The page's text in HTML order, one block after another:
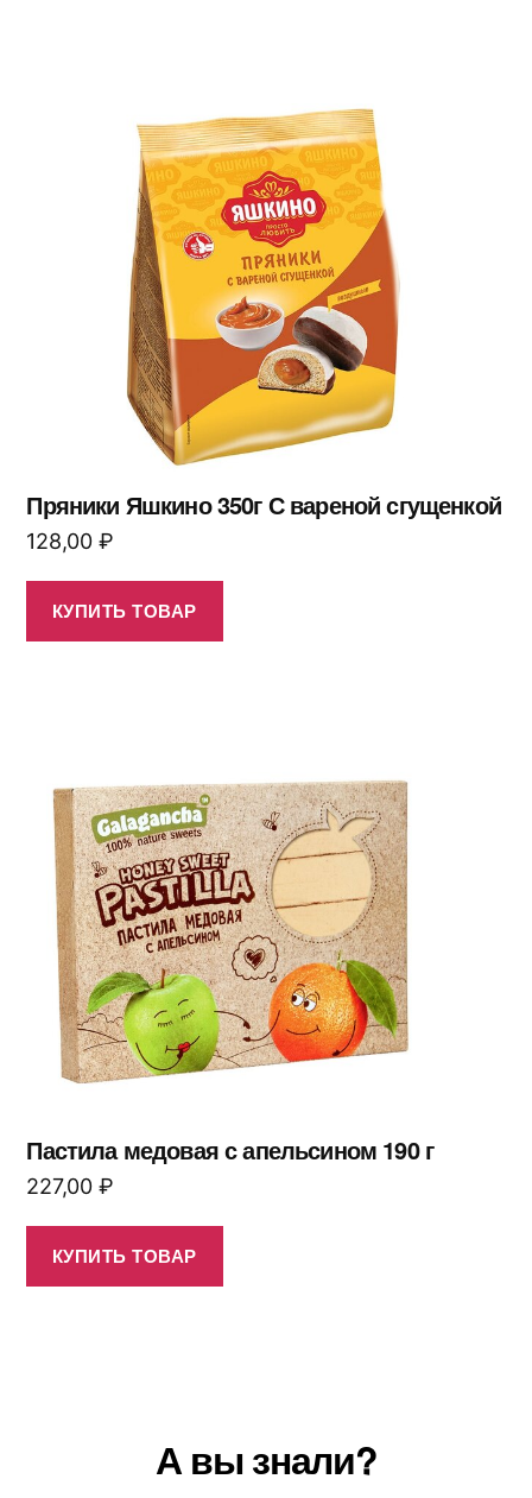
Пряники Яшкино 350г С вареной сгущенкой
128,00 ₽
КУПИТЬ ТОВАР
Пастила медовая с апельсином 190 г
227,00 ₽
КУПИТЬ ТОВАР
А вы знали?